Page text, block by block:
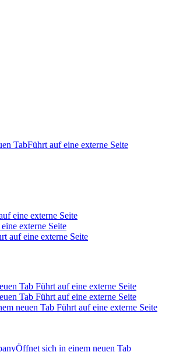
TabFührt auf eine externe Seite
eine externe Seite
externe Seite
auf eine externe Seite
Tab Führt auf eine externe Seite
Tab Führt auf eine externe Seite
neuen Tab Führt auf eine externe Seite
Öffnet sich in einem neuen Tab